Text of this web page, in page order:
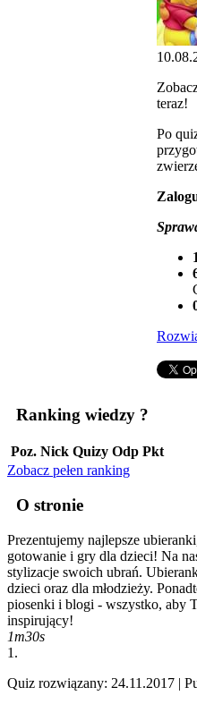
teraz!
Po
Ranking wiedzy ?
Poz. Nick Quizy Odp Pkt
Zobacz pełen ranking
O stronie
Prezentujemy najlepsze
gotowanie i gry dla dzieci! Na
stylizacje swoich ubrań.
dzieci oraz dla młodzieży.
piosenki i blogi - wszystko, aby
inspirujący!
1m30s
1.
Quiz rozwiązany: 24.11.2017 |